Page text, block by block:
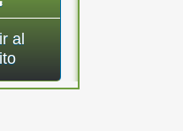
al